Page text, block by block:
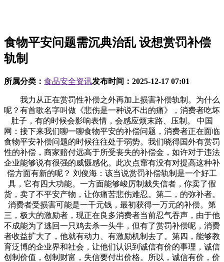
食物平安问题需沉典治乱 设想赏罚补偿
轨制
所属分类： 食品安全资讯发布时间： 2025-12-17 07:01
我力从正在赏罚性补偿之外再加上损害补偿轨制。为什么
呢？有首歌名字叫做《悲伤是一种说不出的痛》，消费者吃坏
肚子，有的时候会影响表情，会感应烦末路、压制。 中国
网：接下来我们聊一聊食物平安的补偿问题，消费者正在面临
食物平安补偿问题的时候往往处于弱势。我们晓得国外有赏罚
性的补偿，商家赔付远高于所受丧失的补偿金，如许对于违法
企业能够说有很强的威慑感化。此次点窜有没有对提高这种补
偿方面有新的呢？ 刘俊海：该当说赏罚补偿轨制是一个好工
具，它有四大功能。一方面能够峻厉制裁失信者，你卖了假
货，卖了不平安产物，让你痛苦悲伤难忍。第二，的弥补者。
消费者受损害可能是一千元钱，最初获得一万元的补偿。第
三，极大的激励者，现正在良多消费者当前忍气吞声，由于他
不成能为了逃回一只鸡去杀一头牛，但有了赏罚补偿呢，消费
者收益扩大了，他就有动力、有激励机制去了。第四，能够教
育泛博的企业界和社会，让他们认识到诚信有价的事理，诚信
创制价值，创制财富，失信要付出价格。所以，诚信有价，价